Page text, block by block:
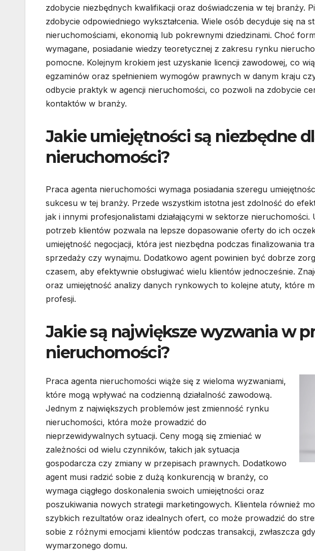
zdobycie niezbędnych kwalifikacji oraz doświadczenia w tej branży.
zdobycie odpowiedniego wykształcenia. Wiele osób decyduje się na
nieruchomościami, ekonomią lub pokrewnymi dziedzinami. Choć
wymagane, posiadanie wiedzy teoretycznej z zakresu rynku
pomocne. Kolejnym krokiem jest uzyskanie licencji zawodowej, co
egzaminów oraz spełnieniem wymogów prawnych w danym kraju
odbycie praktyk w agencji nieruchomości, co pozwoli na zdobycie
kontaktów w branży.
Jakie umiejętności są niezbędne
nieruchomości?
Praca agenta nieruchomości wymaga posiadania szeregu
sukcesu w tej branży. Przede wszystkim istotna jest zdolność do
jak i innymi profesjonalistami działającymi w sektorze nieruchomości.
potrzeb klientów pozwala na lepsze dopasowanie oferty do ich
umiejętność negocjacji, która jest niezbędna podczas finalizowania
sprzedaży czy wynajmu. Dodatkowo agent powinien być dobrze
czasem, aby efektywnie obsługiwać wielu klientów jednocześnie.
oraz umiejętność analizy danych rynkowych to kolejne atuty, które
profesji.
Jakie są największe wyzwania w
nieruchomości?
Praca agenta nieruchomości wiąże się z wieloma wyzwaniami,
które mogą wpływać na codzienną działalność zawodową.
Jednym z największych problemów jest zmienność rynku
nieruchomości, która może prowadzić do
nieprzewidywalnych sytuacji. Ceny mogą się zmieniać w
zależności od wielu czynników, takich jak sytuacja
gospodarcza czy zmiany w przepisach prawnych. Dodatkowo
agent musi radzić sobie z dużą konkurencją w branży, co
wymaga ciągłego doskonalenia swoich umiejętności oraz
poszukiwania nowych strategii marketingowych. Klientela również
szybkich rezultatów oraz idealnych ofert, co może prowadzić do
sobie z różnymi emocjami klientów podczas transakcji, zwłaszcza
wymarzonego domu.